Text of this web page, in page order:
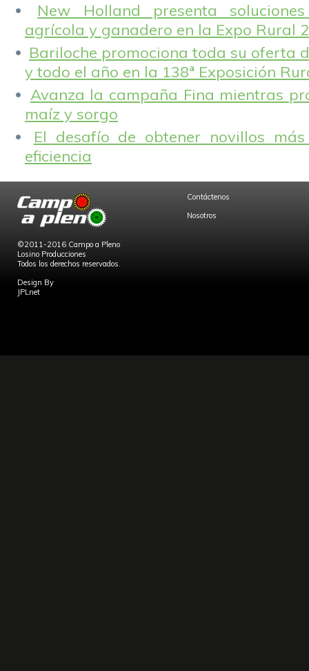
New Holland presenta
agrícola y ganadero en la Expo Rural
Bariloche promociona toda su oferta
y todo el año en la 138ª Exposición
Avanza la campaña Fina mientras
maíz y sorgo
El desafío de obtener novillos
eficiencia
©2011-2016 Campo a Pleno
Losino Producciones
Todos los derechos reservados.
Design By
JPLnet
Contáctenos
Nosotros